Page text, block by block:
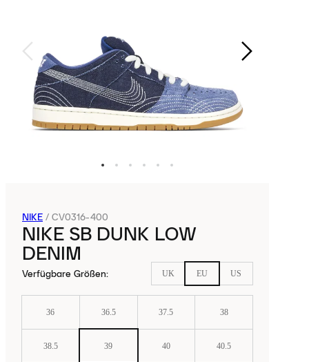
NIKE / CV0316-400
NIKE SB DUNK LOW
DENIM
Verfügbare Größen: UK EU US
36 36.5 37.5 38
38.5 39 40 40.5